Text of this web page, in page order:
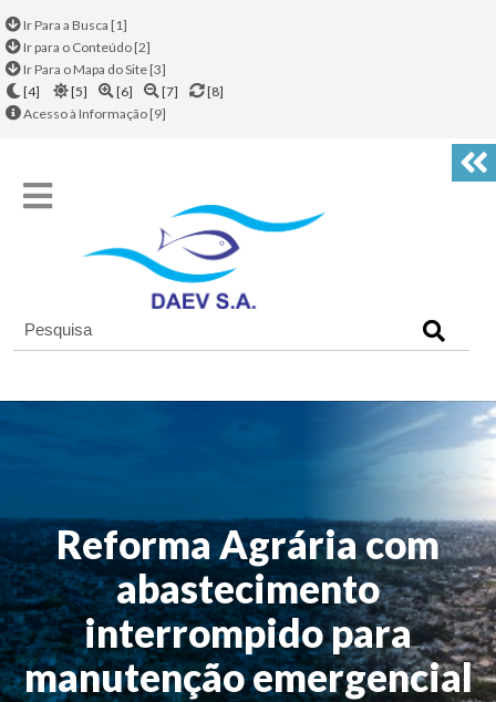
Ir Para a Busca [1]
Ir para o Conteúdo [2]
Ir Para o Mapa do Site [3]
[4]
[5] [6] [7]
[8]
Acesso à Informação [9]
Reforma Agrária com
abastecimento
interrompido para
manutenção emergencial